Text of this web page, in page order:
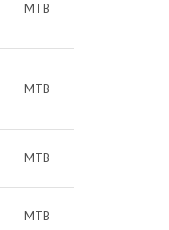
MTB
MTB
MTB
MTB